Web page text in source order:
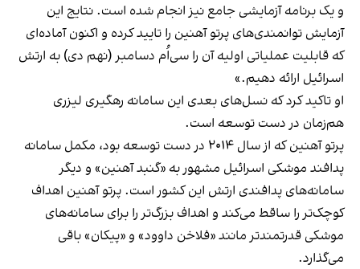
و یک برنامه آزمایشی جامع نیز انجام شده است. نتایج این
آزمایش توانمندی‌های پرتو آهنین را تایید کرده و اکنون آماده‌ای
که قابلیت عملیاتی اولیه آن را سی‌اُم دسامبر (نهم دی) به ارتش
اسرائیل ارائه دهیم.»
او تاکید کرد که نسل‌های بعدی این سامانه رهگیری لیزری
هم‌زمان در دست توسعه است.
پرتو آهنین که از سال ۲۰۱۴ در دست توسعه بود، مکمل سامانه
پدافند موشکی اسرائیل مشهور به «گنبد آهنین» و دیگر
سامانه‌های پدافندی ارتش این کشور است. پرتو آهنین اهداف
کوچک‌تر را ساقط می‌کند و اهداف بزرگ‌تر را برای سامانه‌های
موشکی قدرتمندتر مانند «فلاخن داوود» و «پیکان» باقی
می‌گذارد.